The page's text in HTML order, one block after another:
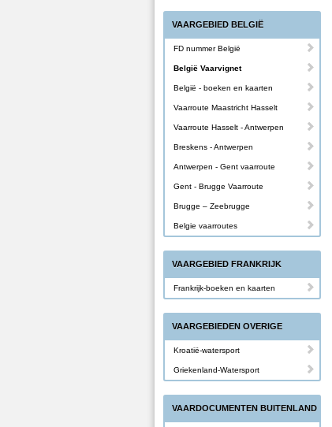
VAARGEBIED BELGIË
FD nummer België
België Vaarvignet
België - boeken en kaarten
Vaarroute Maastricht Hasselt
Vaarroute Hasselt - Antwerpen
Breskens - Antwerpen
Antwerpen - Gent vaarroute
Gent - Brugge Vaarroute
Brugge – Zeebrugge
Belgie vaarroutes
VAARGEBIED FRANKRIJK
Frankrijk-boeken en kaarten
VAARGEBIEDEN OVERIGE
Kroatië-watersport
Griekenland-Watersport
VAARDOCUMENTEN BUITENLAND